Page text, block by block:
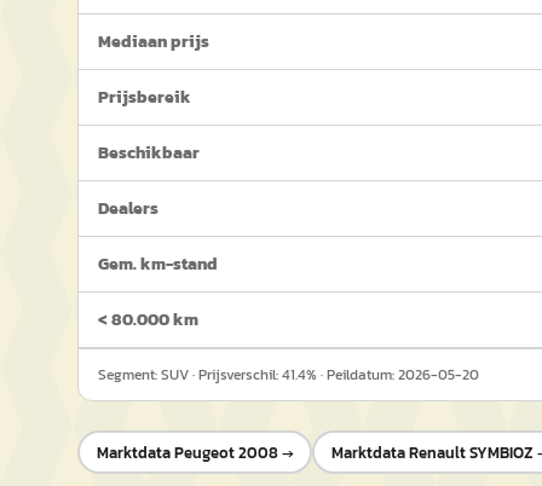
Mediaan prijs
Prijsbereik
Beschikbaar
Dealers
Gem. km-stand
< 80.000 km
Segment:SUV· Prijsverschil:41.4% · Peildatum:2026-05-20
MarktdataPeugeot 2008→ MarktdataRenault SYMBIOZ